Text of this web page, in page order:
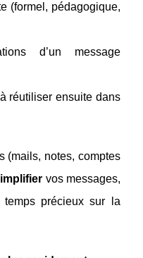
(formel, pédagogique,
d’un message
réutiliser ensuite dans
(mails, notes, comptes
vos messages,
précieux sur la